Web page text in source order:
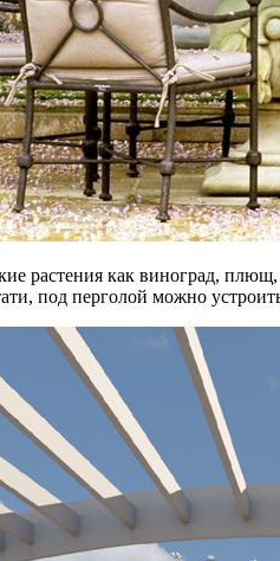
растения как виноград,
под перголой можно